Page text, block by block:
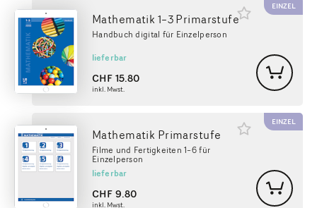
EINZEL
Mathematik 1–3 Primarstufe
Handbuch digital für Einzelperson
lieferbar
CHF15.80
inkl. Mwst.
EINZEL
Mathematik Primarstufe
Filme und Fertigkeiten 1–6 für
Einzelperson
lieferbar
CHF9.80
inkl. Mwst.